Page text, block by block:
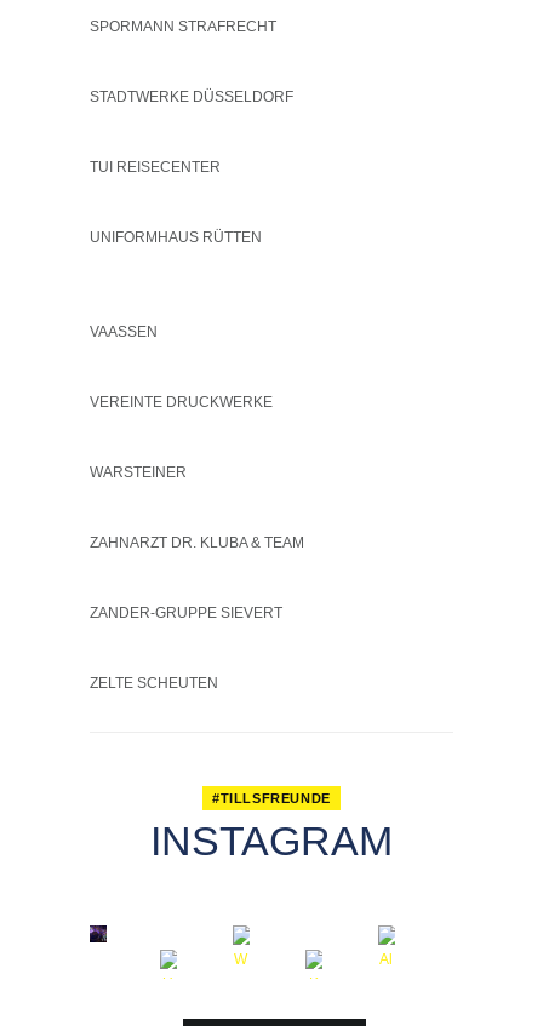
SPORMANN STRAFRECHT
STADTWERKE DÜSSELDORF
TUI REISECENTER
UNIFORMHAUS RÜTTEN
VAASSEN
VEREINTE DRUCKWERKE
WARSTEINER
ZAHNARZT DR. KLUBA & TEAM
ZANDER-GRUPPE SIEVERT
ZELTE SCHEUTEN
#TILLSFREUNDE
INSTAGRAM